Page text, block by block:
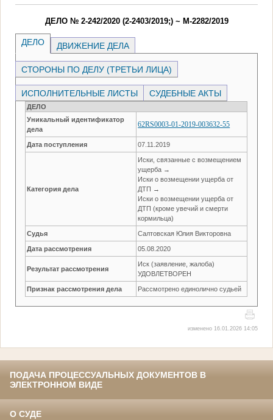
ДЕЛО № 2-242/2020 (2-2403/2019;) ~ М-2282/2019
ДЕЛО ДВИЖЕНИЕ ДЕЛА
СТОРОНЫ ПО ДЕЛУ (ТРЕТЬИ ЛИЦА)
ИСПОЛНИТЕЛЬНЫЕ ЛИСТЫ СУДЕБНЫЕ АКТЫ
ДЕЛО
Уникальный идентификатор
дела
62RS0003-01-2019-003632-55
Дата поступления 07.11.2019
Категория дела
Иски, связанные с возмещением
ущерба →
Иски о возмещении ущерба от
ДТП →
Иски о возмещении ущерба от
ДТП (кроме увечий и смерти
кормильца)
Судья Салтовская Юлия Викторовна
Дата рассмотрения 05.08.2020
Результат рассмотрения
Иск (заявление, жалоба)
УДОВЛЕТВОРЕН
Признак рассмотрения дела Рассмотрено единолично судьей
изменено 16.01.2026 14:05
ПОДАЧА ПРОЦЕССУАЛЬНЫХ ДОКУМЕНТОВ В
ЭЛЕКТРОННОМ ВИДЕ
О СУДЕ